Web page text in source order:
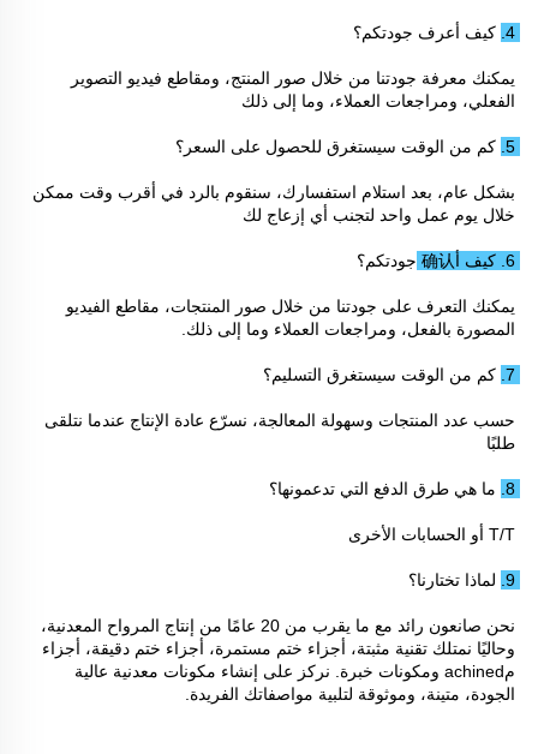
4. كيف أعرف جودتكم؟
الفعلي، ومراجعات العملاء، وما إلى ذلك
5. كم من الوقت سيستغرق للحصول على السعر؟
خلال يوم عمل واحد لتجنب أي إزعاج لك
6. كيف أ确认 جودتكم؟
المصورة بالفعل، ومراجعات العملاء وما إلى ذلك.
7. كم من الوقت سيستغرق التسليم؟
طلبًا
8. ما هي طرق الدفع التي تدعمونها؟
T/T أو الحسابات الأخرى
9. لماذا تختارنا؟
الجودة، متينة، وموثوقة لتلبية مواصفاتك الفريدة.